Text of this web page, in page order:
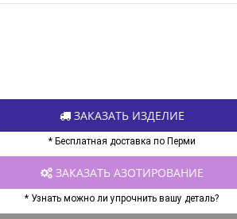
ЗАКАЗАТЬ ИЗДЕЛИЕ
* Бесплатная доставка по Перми
ЗАКАЗАТЬ АЗОТИРОВАНИЕ
* Узнать можно ли упрочнить вашу деталь?